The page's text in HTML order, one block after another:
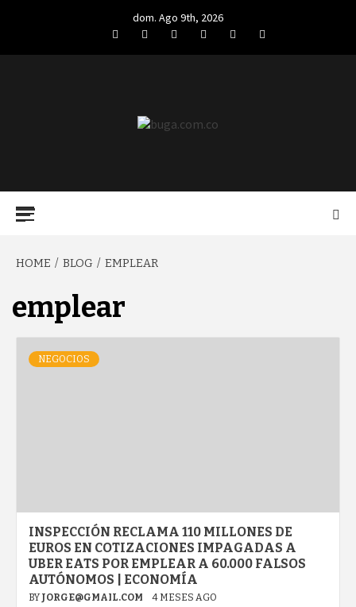
dom. Ago 9th, 2026
FacebookTwitterLinkedIn
VK YouTubeInstagram
HOME BLOG EMPLEAR
emplear
NEGOCIOS
INSPECCIÓN RECLAMA 110 MILLONES DE
EUROS EN COTIZACIONES IMPAGADAS A
UBER EATS POR EMPLEAR A 60.000 FALSOS
AUTÓNOMOS | ECONOMÍA
BY JORGE@GMAIL.COM 4 MESES AGO